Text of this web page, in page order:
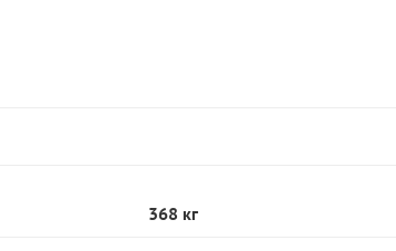
368 кг